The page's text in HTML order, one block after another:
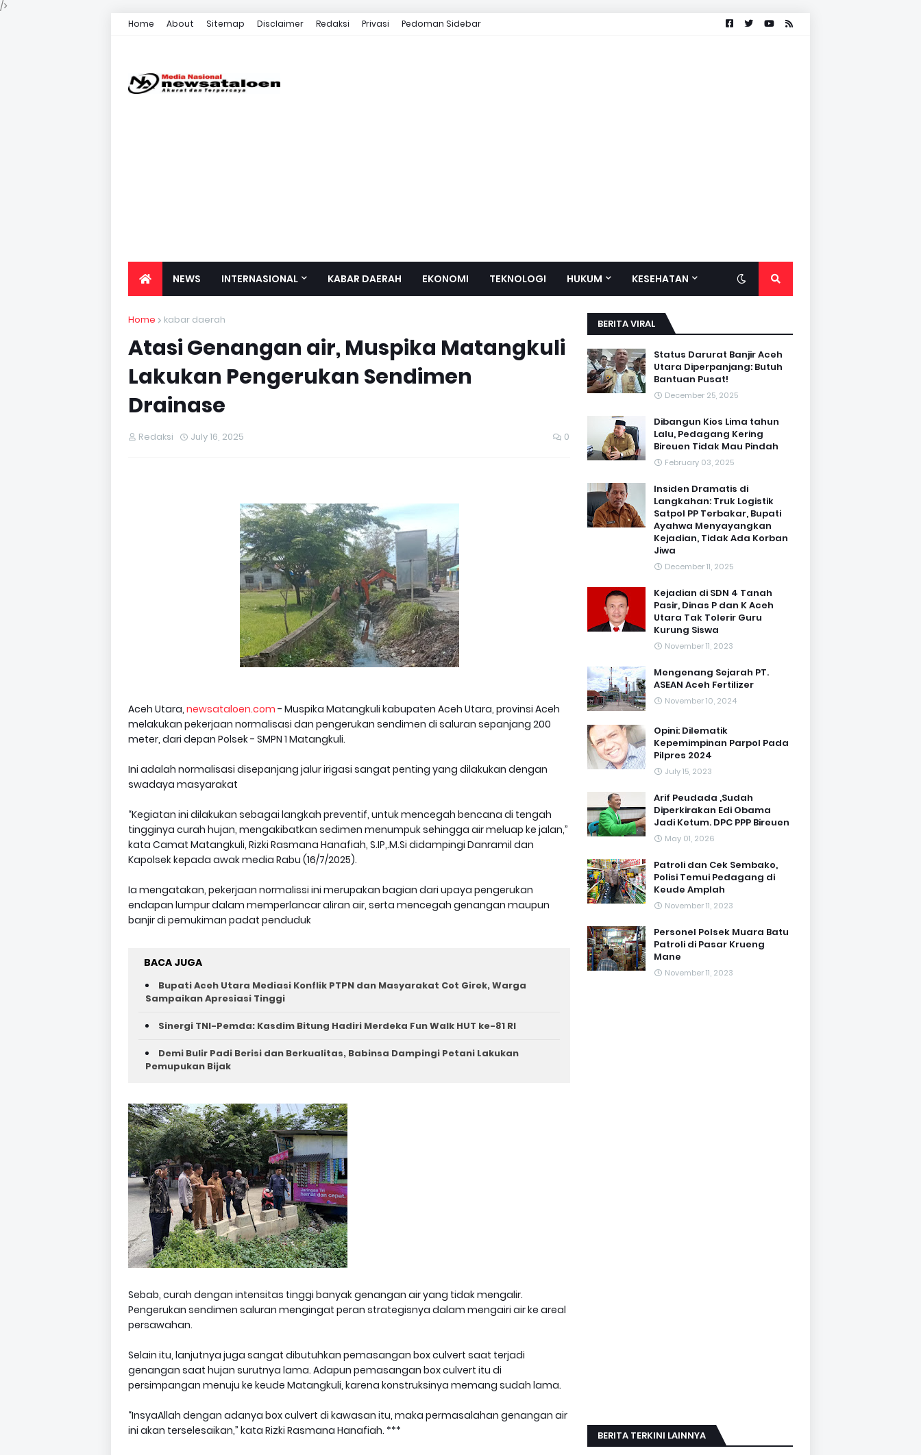
/>
Home About Sitemap Disclaimer Redaksi Privasi Pedoman Sidebar
NEWS INTERNASIONAL KABAR DAERAH EKONOMI TEKNOLOGI HUKUM KESEHATAN
Home kabar daerah
Atasi Genangan air, Muspika Matangkuli
Lakukan Pengerukan Sendimen
Drainase
Redaksi July 16, 2025 0
Aceh Utara, newsataloen.com - Muspika Matangkuli kabupaten Aceh Utara, provinsi Aceh
melakukan pekerjaan normalisasi dan pengerukan sendimen di saluran sepanjang 200
meter, dari depan Polsek - SMPN 1 Matangkuli.
Ini adalah normalisasi disepanjang jalur irigasi sangat penting yang dilakukan dengan
swadaya masyarakat
“Kegiatan ini dilakukan sebagai langkah preventif, untuk mencegah bencana di tengah
tingginya curah hujan, mengakibatkan sedimen menumpuk sehingga air meluap ke jalan,”
kata Camat Matangkuli, Rizki Rasmana Hanafiah, S.IP,.M.Si didampingi Danramil dan
Kapolsek kepada awak media Rabu (16/7/2025).
Ia mengatakan, pekerjaan normalissi ini merupakan bagian dari upaya pengerukan
endapan lumpur dalam memperlancar aliran air, serta mencegah genangan maupun
banjir di pemukiman padat penduduk
BACA JUGA
Bupati Aceh Utara Mediasi Konflik PTPN dan Masyarakat Cot Girek, Warga
Sampaikan Apresiasi Tinggi
Sinergi TNI-Pemda: Kasdim Bitung Hadiri Merdeka Fun Walk HUT ke-81 RI
Demi Bulir Padi Berisi dan Berkualitas, Babinsa Dampingi Petani Lakukan
Pemupukan Bijak
Sebab, curah dengan intensitas tinggi banyak genangan air yang tidak mengalir.
Pengerukan sendimen saluran mengingat peran strategisnya dalam mengairi air ke areal
persawahan.
Selain itu, lanjutnya juga sangat dibutuhkan pemasangan box culvert saat terjadi
genangan saat hujan surutnya lama. Adapun pemasangan box culvert itu di
persimpangan menuju ke keude Matangkuli, karena konstruksinya memang sudah lama.
“InsyaAllah dengan adanya box culvert di kawasan itu, maka permasalahan genangan air
ini akan terselesaikan,” kata Rizki Rasmana Hanafiah. ***
BERITA VIRAL
Status Darurat Banjir Aceh
Utara Diperpanjang: Butuh
Bantuan Pusat!
December 25, 2025
Dibangun Kios Lima tahun
Lalu, Pedagang Kering
Bireuen Tidak Mau Pindah
February 03, 2025
Insiden Dramatis di
Langkahan: Truk Logistik
Satpol PP Terbakar, Bupati
Ayahwa Menyayangkan
Kejadian, Tidak Ada Korban
Jiwa
December 11, 2025
Kejadian di SDN 4 Tanah
Pasir, Dinas P dan K Aceh
Utara Tak Tolerir Guru
Kurung Siswa
November 11, 2023
Mengenang Sejarah PT.
ASEAN Aceh Fertilizer
November 10, 2024
Opini: Dilematik
Kepemimpinan Parpol Pada
Pilpres 2024
July 15, 2023
Arif Peudada ,Sudah
Diperkirakan Edi Obama
Jadi Ketum. DPC PPP Bireuen
May 01, 2026
Patroli dan Cek Sembako,
Polisi Temui Pedagang di
Keude Amplah
November 11, 2023
Personel Polsek Muara Batu
Patroli di Pasar Krueng
Mane
November 11, 2023
BERITA TERKINI LAINNYA